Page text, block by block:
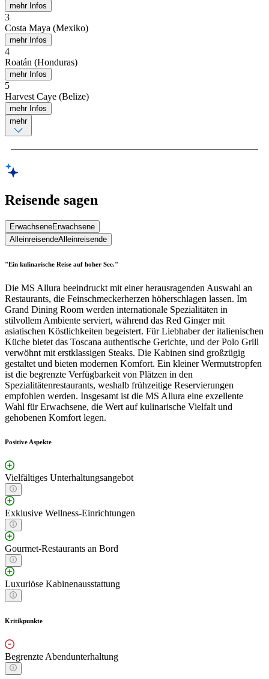
mehr Infos
3
Costa Maya (Mexiko)
mehr Infos
4
Roatán (Honduras)
mehr Infos
5
Harvest Caye (Belize)
mehr Infos
mehr
Reisende sagen
ErwachseneErwachsene
AlleinreisendeAlleinreisende
"Ein kulinarische Reise auf hoher See."
Die MS Allura beeindruckt mit einer herausragenden Auswahl an
Restaurants, die Feinschmeckerherzen höherschlagen lassen. Im
Grand Dining Room werden internationale Spezialitäten in
stilvollem Ambiente serviert, während das Red Ginger mit
asiatischen Köstlichkeiten begeistert. Für Liebhaber der italienischen
Küche bietet das Toscana authentische Gerichte, und der Polo Grill
verwöhnt mit erstklassigen Steaks. Die Kabinen sind großzügig
gestaltet und bieten modernen Komfort. Ein kleiner Wermutstropfen
ist die begrenzte Verfügbarkeit von Plätzen in den
Spezialitätenrestaurants, weshalb frühzeitige Reservierungen
empfohlen werden. Insgesamt ist die MS Allura eine exzellente
Wahl für Erwachsene, die Wert auf kulinarische Vielfalt und
gehobenen Komfort legen.
Positive Aspekte
Vielfältiges Unterhaltungsangebot
Exklusive Wellness-Einrichtungen
Gourmet-Restaurants an Bord
Luxuriöse Kabinenausstattung
Kritikpunkte
Begrenzte Abendunterhaltung